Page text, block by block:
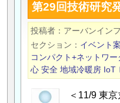
技
術
究
発
会
第29回技術研究
投稿者 アーバンイン
セクション
イベント
コンパクト+ネットワー
心 安全 地域冷暖房 IoT
＜11/9 東